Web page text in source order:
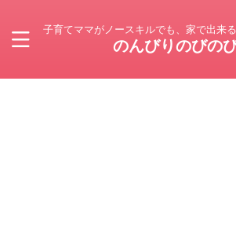
子育てママがノースキルでも、家で出来る
のんびりのびの